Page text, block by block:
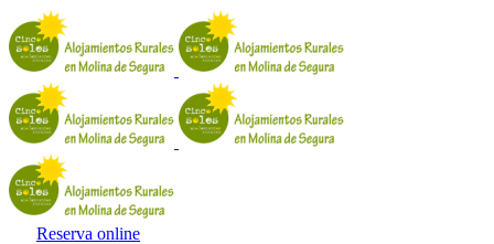
Reserva online